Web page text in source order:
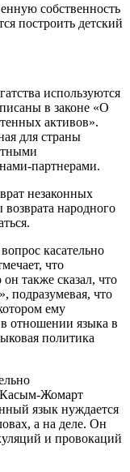
собственность
построить детский
используются
в законе «О
активов».
для страны
партнерами.
незаконных
народного
касательно
что
также сказал, что
подразумевая, что
ему
отношении языка в
политика
Касым-Жомарт
язык нуждается
а на деле. Он
и провокаций